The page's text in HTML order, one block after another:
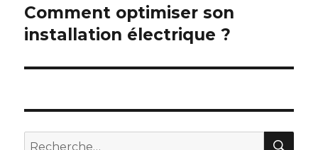
Publication
suivante :
Comment optimiser son
installation électrique ?
Recherche